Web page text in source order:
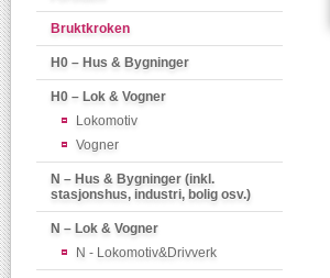
Bruktkroken
H0 – Hus & Bygninger
H0 – Lok & Vogner
Lokomotiv
Vogner
N – Hus & Bygninger (inkl.
stasjonshus, industri, bolig osv.)
N – Lok & Vogner
N - Lokomotiv&Drivverk